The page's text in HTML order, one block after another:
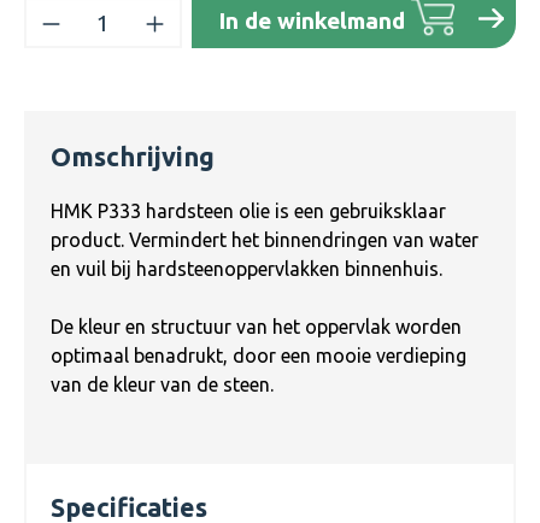
Producthoeveelheid: Voer de
In de winkelmand
Omschrijving
HMK P333 hardsteen olie is een gebruiksklaar
product. Vermindert het binnendringen van water
en vuil bij hardsteenoppervlakken binnenhuis.
De kleur en structuur van het oppervlak worden
optimaal benadrukt, door een mooie verdieping
van de kleur van de steen.
Specificaties